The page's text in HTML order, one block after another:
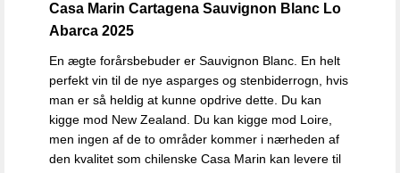
Casa Marin Cartagena Sauvignon Blanc Lo
Abarca 2025
En ægte forårsbebuder er Sauvignon Blanc. En helt
perfekt vin til de nye asparges og stenbiderrogn, hvis
man er så heldig at kunne opdrive dette. Du kan
kigge mod New Zealand. Du kan kigge mod Loire,
men ingen af de to områder kommer i nærheden af
den kvalitet som chilenske Casa Marin kan levere til